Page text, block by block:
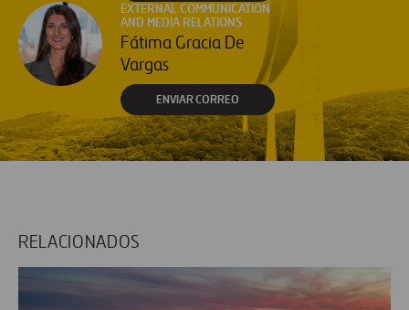
EXTERNAL COMMUNICATION
AND MEDIA RELATIONS
Fátima Gracia De
Vargas
ENVIAR CORREO
RELACIONADOS